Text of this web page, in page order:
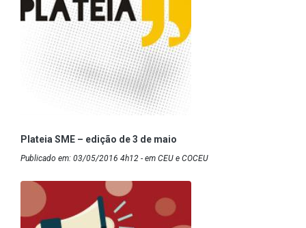
Plateia SME – edição de 3 de maio
Publicado em: 03/05/2016 4h12 - em CEU e COCEU